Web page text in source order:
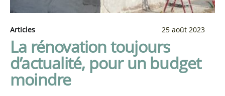
Articles 25 août 2023
La rénovation toujours
d’actualité, pour un budget
moindre